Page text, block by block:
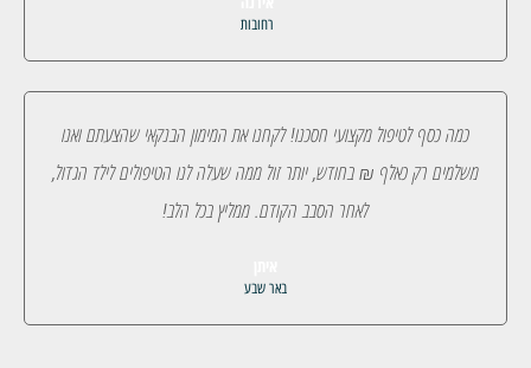
רחובות
כמה כסף לטיפול מקצועי חסכנו! לקחנו את המימון הבנקאי שהצעתם ואנו
משלמים רק כאלף ₪ בחודש, יותר זול ממה שעלה לנו הטיפולים לילד הגדול,
לאחר הסבב הקודם. ממליץ בכל הלב!
באר שבע